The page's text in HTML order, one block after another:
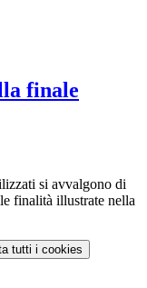
finale
si avvalgono di
finalità illustrate nella
tutti i cookies